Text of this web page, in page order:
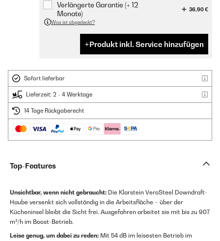
Verlängerte Garantie (+ 12
Monate)
36,90 €
Was ist abgedeckt?
Produkt inkl. Service hinzufügen
Sofort lieferbar
Lieferzeit: 2 - 4 Werktage
14 Tage Rückgaberecht
Top-Features
Unsichtbar, wenn nicht gebraucht: Die Klarstein VeroSteel Downdraft-
Haube versenkt sich vollständig in die Arbeitsfläche – über der
Kücheninsel bleibt die Sicht frei. Ausgefahren arbeitet sie mit bis zu 907
m³/h im Boost-Betrieb.
Leise genug, um dabei zu reden: Mit 54 dB im leisesten Betrieb im